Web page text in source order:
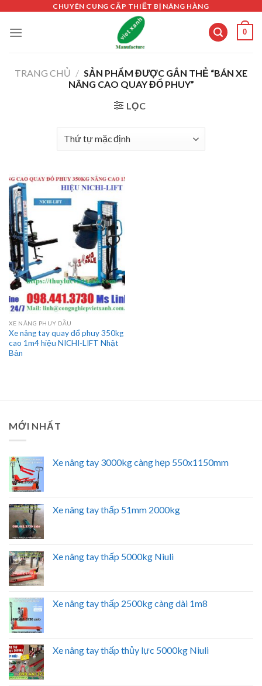
content
CHUYÊN CUNG CẤP THIẾT BỊ NÂNG HÀNG
0
TRANG CHỦ / SẢN PHẨM ĐƯỢC GẮN THẺ “BÁN XE
NÂNG CAO QUAY ĐỔ PHUY”
LỌC
XE NÂNG PHUY DẦU
Xe nâng tay quay đổ phuy 350kg
cao 1m4 hiệu NICHI-LIFT Nhật
Bản
MỚI NHẤT
Xe nâng tay 3000kg càng hẹp 550x1150mm
Xe nâng tay thấp 51mm 2000kg
Xe nâng tay thấp 5000kg Niuli
Xe nâng tay thấp 2500kg càng dài 1m8
Xe nâng tay thấp thủy lực 5000kg Niuli